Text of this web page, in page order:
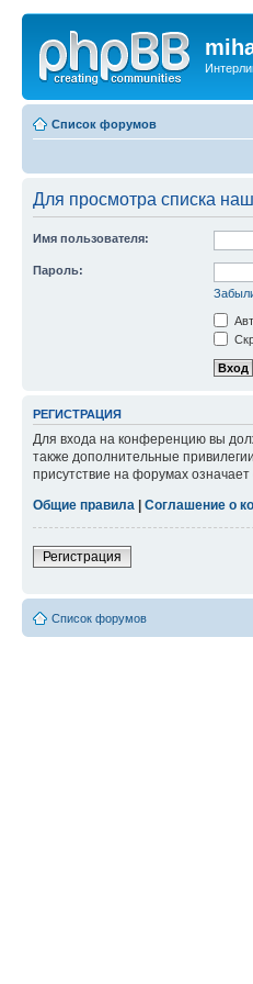
Список форумов
Для просмотра списка
Имя пользователя:
Пароль:
РЕГИСТРАЦИЯ
Для входа на конференцию вы
также дополнительные
присутствие на форумах означает
Общие правила
Соглашение о
Регистрация
Список форумов